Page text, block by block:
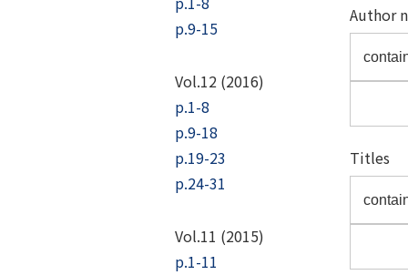
Author
Titles
p.9-15
Vol.12 (2016)
p.1-8
p.9-18
p.19-23
p.24-31
Vol.11 (2015)
p.1-11